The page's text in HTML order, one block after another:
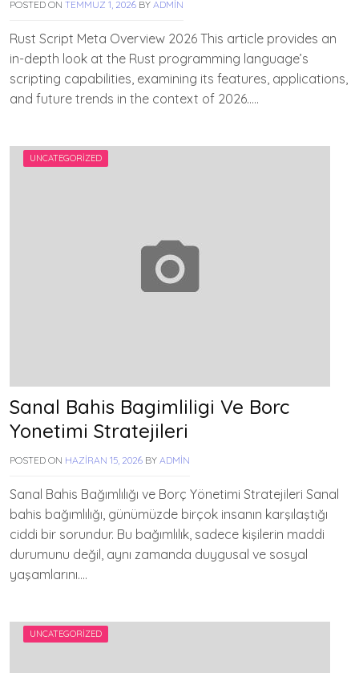
POSTED ON TEMMUZ 1, 2026 BY ADMIN
Rust Script Meta Overview 2026 This article provides an
in-depth look at the Rust programming language’s
scripting capabilities, examining its features, applications,
and future trends in the context of 2026…..
UNCATEGORIZED
Sanal Bahis Bagimliligi Ve Borc
Yonetimi Stratejileri
POSTED ON HAZIRAN 15, 2026 BY ADMIN
Sanal Bahis Bağımlılığı ve Borç Yönetimi Stratejileri Sanal
bahis bağımlılığı, günümüzde birçok insanın karşılaştığı
ciddi bir sorundur. Bu bağımlılık, sadece kişilerin maddi
durumunu değil, aynı zamanda duygusal ve sosyal
yaşamlarını….
UNCATEGORIZED